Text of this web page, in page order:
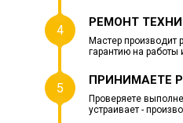
4
РЕМОНТ
Мастер производит
гарантию на
5
ПРИНИМАЕТЕ
Проверяете
устраивает -